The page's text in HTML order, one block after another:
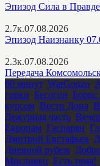
Эпизод Сила в
2.7к.07.08.2026
Эпизод Наизнанку
2.3к.07.08.2026
Передача
60 минут, WarGonzo
горки Бесогон
курсом Вести Дона
Дежурная часть Вечер
Европам Гаспарян
Дмитрий Евстафьев
Дневной рубеж
Мисливец Есть тема!